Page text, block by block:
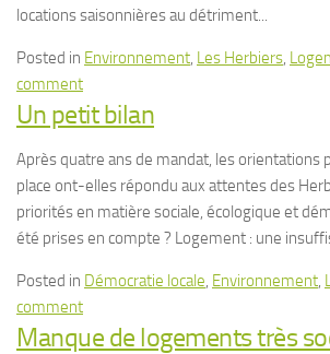
locations saisonnières au détriment...
Posted in Environnement, Les Herbiers,
comment
Un petit bilan
Après quatre ans de mandat, les orientations
place ont-elles répondu aux attentes des
priorités en matière sociale, écologique et
été prises en compte ? Logement : une
Posted in Démocratie locale, Environnement,
comment
Manque de logements très